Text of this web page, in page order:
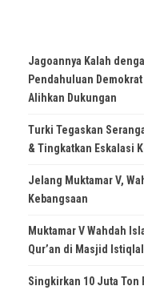
Jagoannya Kalah
Pendahuluan
Alihkan Dukungan
Turki Tegaskan
& Tingkatkan Eskalasi
Jelang Muktamar V,
Kebangsaan
Muktamar V Wahdah
Qur’an di Masjid Istiqlal
Singkirkan 10 Juta Ton